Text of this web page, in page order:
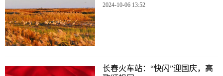
2024-10-06 13:52
长春火车站：“快闪”迎国庆，高